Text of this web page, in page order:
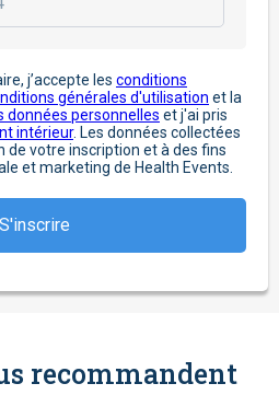
j’accepte les conditions
générales d'utilisation et la
données personnelles et j'ai pris
intérieur. Les données collectées
de votre inscription et à des fins
et marketing de Health Events.
recommandent